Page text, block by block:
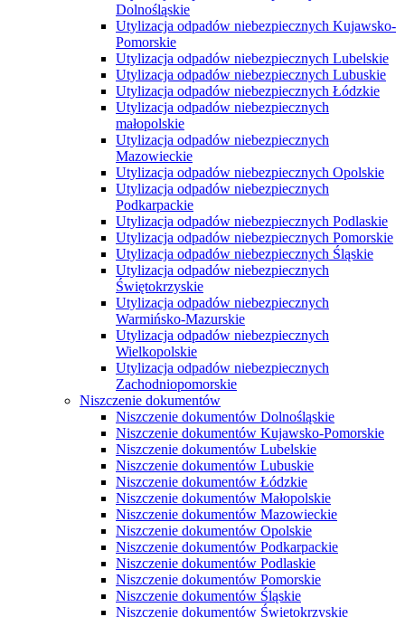
Dolnośląskie
Utylizacja odpadów niebezpiecznych Kujawsko-
Pomorskie
Utylizacja odpadów niebezpiecznych Lubelskie
Utylizacja odpadów niebezpiecznych Lubuskie
Utylizacja odpadów niebezpiecznych Łódzkie
Utylizacja odpadów niebezpiecznych
małopolskie
Utylizacja odpadów niebezpiecznych
Mazowieckie
Utylizacja odpadów niebezpiecznych Opolskie
Utylizacja odpadów niebezpiecznych
Podkarpackie
Utylizacja odpadów niebezpiecznych Podlaskie
Utylizacja odpadów niebezpiecznych Pomorskie
Utylizacja odpadów niebezpiecznych Śląskie
Utylizacja odpadów niebezpiecznych
Świętokrzyskie
Utylizacja odpadów niebezpiecznych
Warmińsko-Mazurskie
Utylizacja odpadów niebezpiecznych
Wielkopolskie
Utylizacja odpadów niebezpiecznych
Zachodniopomorskie
Niszczenie dokumentów
Niszczenie dokumentów Dolnośląskie
Niszczenie dokumentów Kujawsko-Pomorskie
Niszczenie dokumentów Lubelskie
Niszczenie dokumentów Lubuskie
Niszczenie dokumentów Łódzkie
Niszczenie dokumentów Małopolskie
Niszczenie dokumentów Mazowieckie
Niszczenie dokumentów Opolskie
Niszczenie dokumentów Podkarpackie
Niszczenie dokumentów Podlaskie
Niszczenie dokumentów Pomorskie
Niszczenie dokumentów Śląskie
Niszczenie dokumentów Świętokrzyskie